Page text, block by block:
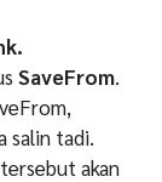
SaveFrom.
salin tadi.
akan